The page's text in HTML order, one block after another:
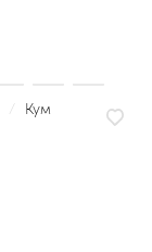
Кум